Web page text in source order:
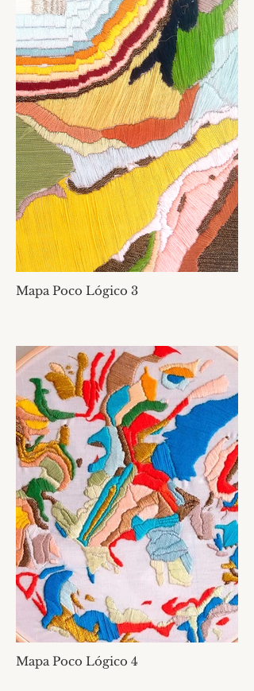
Mapa Poco Lógico 3
Mapa Poco Lógico 4